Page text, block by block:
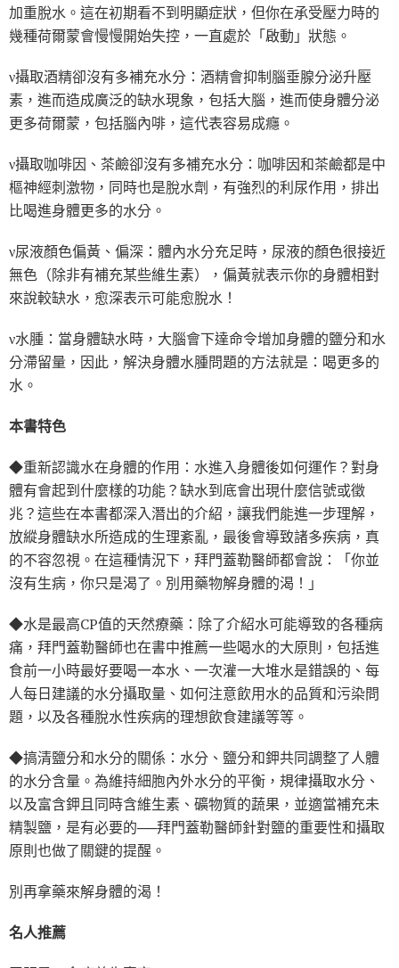
加重脫水。這在初期看不到明顯症狀，但你在承受壓力時的
幾種荷爾蒙會慢慢開始失控，一直處於「啟動」狀態。
ν攝取酒精卻沒有多補充水分：酒精會抑制腦垂腺分泌升壓
素，進而造成廣泛的缺水現象，包括大腦，進而使身體分泌
更多荷爾蒙，包括腦內啡，這代表容易成癮。
ν攝取咖啡因、茶鹼卻沒有多補充水分：咖啡因和茶鹼都是中
樞神經刺激物，同時也是脫水劑，有強烈的利尿作用，排出
比喝進身體更多的水分。
ν尿液顏色偏黃、偏深：體內水分充足時，尿液的顏色很接近
無色（除非有補充某些維生素），偏黃就表示你的身體相對
來說較缺水，愈深表示可能愈脫水！
ν水腫：當身體缺水時，大腦會下達命令增加身體的鹽分和水
分滯留量，因此，解決身體水腫問題的方法就是：喝更多的
水。
本書特色
◆重新認識水在身體的作用：水進入身體後如何運作？對身
體有會起到什麼樣的功能？缺水到底會出現什麼信號或徵
兆？這些在本書都深入潛出的介紹，讓我們能進一步理解，
放縱身體缺水所造成的生理紊亂，最後會導致諸多疾病，真
的不容忽視。在這種情況下，拜門蓋勒醫師都會說：「你並
沒有生病，你只是渴了。別用藥物解身體的渴！」
◆水是最高CP值的天然療藥：除了介紹水可能導致的各種病
痛，拜門蓋勒醫師也在書中推薦一些喝水的大原則，包括進
食前一小時最好要喝一本水、一次灌一大堆水是錯誤的、每
人每日建議的水分攝取量、如何注意飲用水的品質和污染問
題，以及各種脫水性疾病的理想飲食建議等等。
◆搞清鹽分和水分的關係：水分、鹽分和鉀共同調整了人體
的水分含量。為維持細胞內外水分的平衡，規律攝取水分、
以及富含鉀且同時含維生素、礦物質的蔬果，並適當補充未
精製鹽，是有必要的──拜門蓋勒醫師針對鹽的重要性和攝取
原則也做了關鍵的提醒。
別再拿藥來解身體的渴！
名人推薦